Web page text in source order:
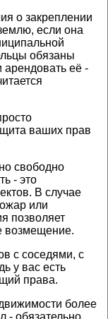
о закреплении
если она
обязаны
её -
ваших прав
свободно
- это
В случае
или
позволяет
возмещение.
с соседями, с
у вас есть
права.
более
- обязательно